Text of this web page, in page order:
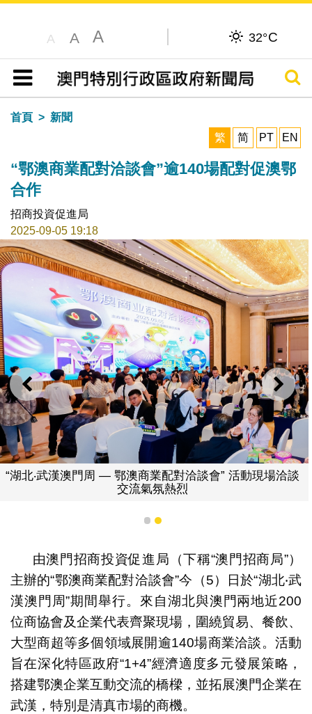
A A A 32°C
目錄
搜尋
首頁
新聞
繁
简 PT EN
“鄂澳商業配對洽談會”逾140場配對促澳鄂
合作
招商投資促進局
2025-09-05 19:18
上一則 下一
“湖北‧武漢澳門周 — 鄂澳商業配對洽談會” 活動現場洽談
交流氣氛熱烈
1 2
由澳門招商投資促進局（下稱“澳門招商局”）
主辦的“鄂澳商業配對洽談會”今（5）日於“湖北‧武
漢澳門周”期間舉行。來自湖北與澳門兩地近200
位商協會及企業代表齊聚現場，圍繞貿易、餐飲、
大型商超等多個領域展開逾140場商業洽談。活動
旨在深化特區政府“1+4”經濟適度多元發展策略，
搭建鄂澳企業互動交流的橋樑，並拓展澳門企業在
武漢，特別是清真市場的商機。